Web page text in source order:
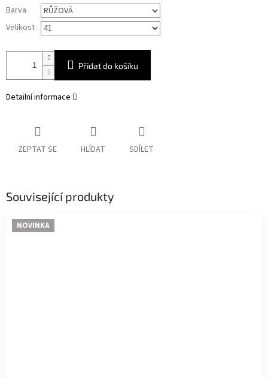
cena:
Barva
Velikost
Přidat do košíku
Detailní informace
ZEPTAT SE HLÍDAT SDÍLET
Související produkty
NOVINKA